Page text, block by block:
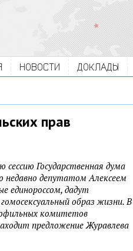
НОВОСТИ ДОКЛАДЫ
прав
Государственная дума
недавно депутатом Алексеем
единороссом, дадут
образ жизни. В
комитетов
предложение Журавлева